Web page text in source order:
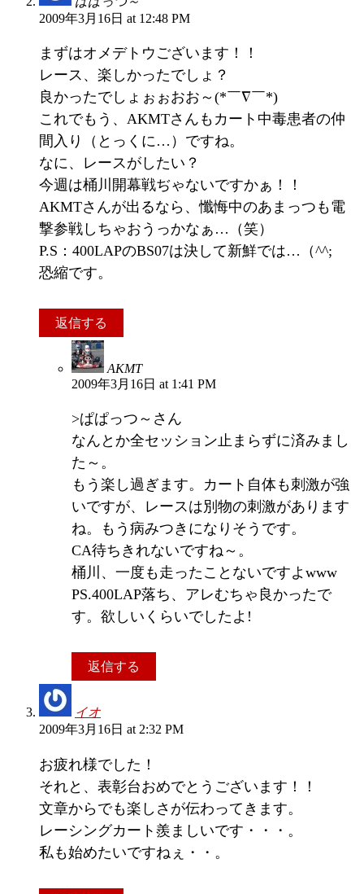
2009年3月16日 at 12:48 PM
まずはオメデトウございます！！
レース、楽しかったでしょ？
良かったでしょぉぉおお～(*￣∇￣*)
これでもう、AKMTさんもカート中毒患者の仲
間入り（とっくに…）ですね。
なに、レースがしたい？
今週は桶川開幕戦ぢゃないですかぁ！！
AKMTさんが出るなら、懺悔中のあまっつも電
撃参戦しちゃおうっかなぁ…（笑）
P.S：400LAPのBS07は決して新鮮では…（^^;
恐縮です。
返信する
AKMT
2009年3月16日 at 1:41 PM
>ぱぱっつ～さん
なんとか全セッション止まらずに済みまし
た～。
もう楽し過ぎます。カート自体も刺激が強
いですが、レースは別物の刺激があります
ね。もう病みつきになりそうです。
CA待ちきれないですね～。
桶川、一度も走ったことないですよwww
PS.400LAP落ち、アレむちゃ良かったで
す。欲しいくらいでしたよ!
返信する
イオ
2009年3月16日 at 2:32 PM
お疲れ様でした！
それと、表彰台おめでとうございます！！
文章からでも楽しさが伝わってきます。
レーシングカート羨ましいです・・・。
私も始めたいですねぇ・・。